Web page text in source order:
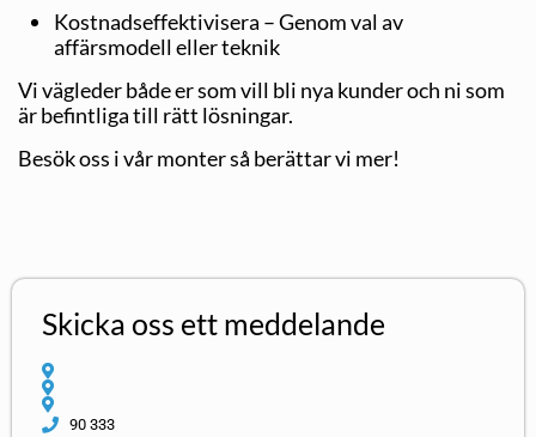
Kostnadseffektivisera – Genom val av
affärsmodell eller teknik
Vi vägleder både er som vill bli nya kunder och ni som
är befintliga till rätt lösningar.
Besök oss i vår monter så berättar vi mer!
Skicka oss ett meddelande
90 333